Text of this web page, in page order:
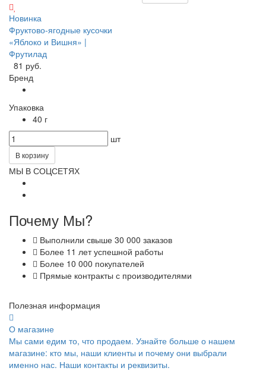
Новинка
Фруктово-ягодные кусочки
«Яблоко и Вишня» |
Фрутилад
81 руб.
Бренд
Упаковка
40 г
шт
В корзину
МЫ В СОЦСЕТЯХ
Почему Мы?
Выполнили свыше 30 000 заказов
Более 11 лет успешной работы
Более 10 000 покупателей
Прямые контракты с производителями
Полезная информация
О магазине
Мы сами едим то, что продаем. Узнайте больше о нашем
магазине: кто мы, наши клиенты и почему они выбрали
именно нас. Наши контакты и реквизиты.